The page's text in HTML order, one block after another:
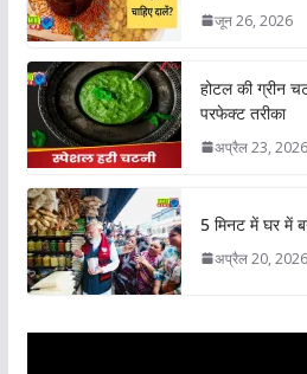
जून 26, 2026
होटल की ग्रीन
परफेक्ट तरीका
अप्रैल 23, 2026
5 मिनट में घर में
अप्रैल 20, 2026